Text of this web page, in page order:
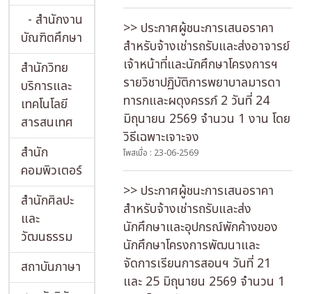
- สำนักงาน
บัณฑิตศึกษา
สำนักวิทย
บริการและ
เทคโนโลยี
สารสนเทศ
สำนัก
คอมพิวเตอร์
สำนักศิลปะ
และ
วัฒนธรรม
สถาบันภาษา
>> ประกาศผู้ชนะการเสนอราคา
สำหรับจ้างเช่ารถรับและส่งอาจารย์
เจ้าหน้าที่และนักศึกษาโครงการฯ
รายวิชาปฏิบัติการพยาบาลมารดา
ทารกและผดุงครรภ์ 2 วันที่ 24
มิถุนายน 2569 จำนวน 1 งาน โดย
วิธีเฉพาะเจาะจง
โพสเมื่อ : 23-06-2569
>> ประกาศผู้ชนะการเสนอราคา
สำหรับจ้างเช่ารถรับและส่ง
นักศึกษาและอุปกรณ์พักค้างของ
นักศึกษาโครงการพัฒนาและ
จัดการเรียนการสอนฯ วันที่ 21
และ 25 มิถุนายน 2569 จำนวน 1